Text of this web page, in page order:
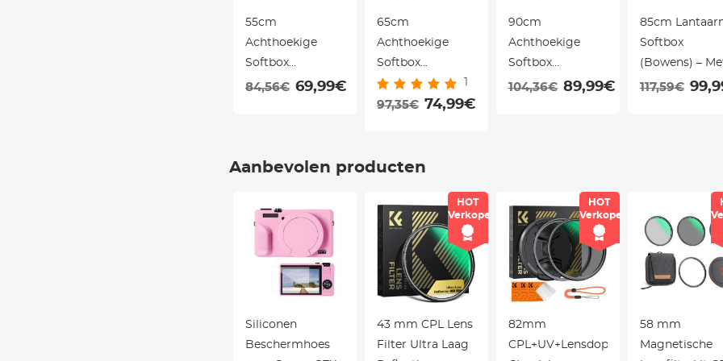
55cm
Achthoekige
Softbox
(Bowens) – Met
Monolights
84,56€ 69,99€
65cm
Achthoekige
Softbox
(Bowens) – Met
Honingraatrooster
Monolights
97,35€ 74,99€
90cm
Achthoekige
Softbox
(Bowens) – Met
104,36€ 89,99€
85cm
Softbox
(Bowens) –
117,59€
Aanbevolen producten
Siliconen
Beschermhoes
HOT
Verkoper
43 mm CPL Lens
Filter Ultra Laag
HOT
Verkoper
82mm
CPL+UV+Lensdop
58 mm
Magnetische